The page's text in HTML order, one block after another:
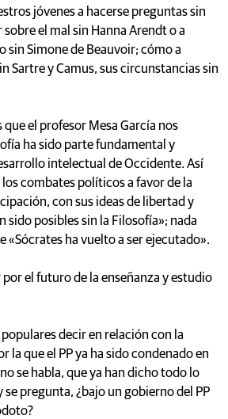
jóvenes a hacerse preguntas sin
el mal sin Hanna Arendt o a
sin Simone de Beauvoir; cómo a
Sartre y Camus, sus circunstancias sin
que el profesor Mesa García nos
ha sido parte fundamental y
intelectual de Occidente. Así
combates políticos a favor de la
con sus ideas de libertad y
sido posibles sin la Filosofía»; nada
«Sócrates ha vuelto a ser ejecutado».
el futuro de la enseñanza y estudio
decir en relación con la
la que el PP ya ha sido condenado en
se habla, que ya han dicho todo lo
se pregunta, ¿bajo un gobierno del PP